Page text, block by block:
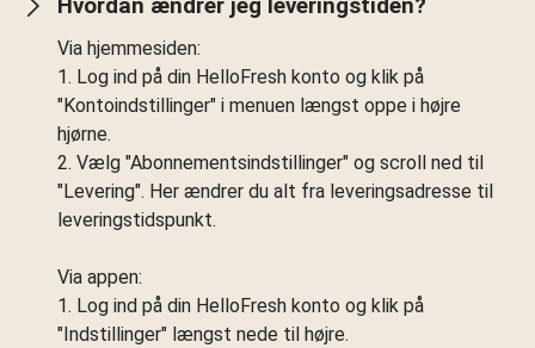
Hvordan ændrer jeg leveringstiden?
Via hjemmesiden:
1. Log ind på din HelloFresh konto og klik på
"Kontoindstillinger" i menuen længst oppe i højre
hjørne.
2. Vælg "Abonnementsindstillinger" og scroll ned til
"Levering". Her ændrer du alt fra leveringsadresse til
leveringstidspunkt.
Via appen:
1. Log ind på din HelloFresh konto og klik på
"Indstillinger" længst nede til højre.